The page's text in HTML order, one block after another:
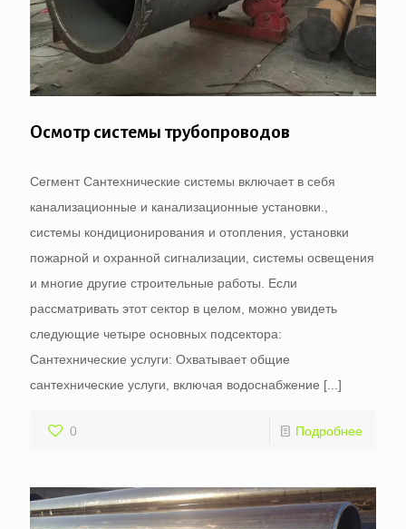
Осмотр системы трубопроводов
Сегмент Сантехнические системы включает в себя
канализационные и канализационные установки.,
системы кондиционирования и отопления, установки
пожарной и охранной сигнализации, системы освещения
и многие другие строительные работы. Если
рассматривать этот сектор в целом, можно увидеть
следующие четыре основных подсектора:
Сантехнические услуги: Охватывает общие
сантехнические услуги, включая водоснабжение [...]
0 Подробнее